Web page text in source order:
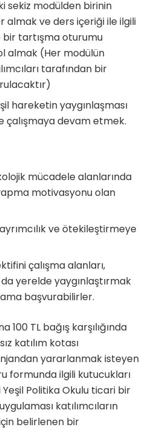
sekiz modülden birinin
almak ve ders içeriği ile ilgili
bir tartışma oturumu
almak (Her modülün
tarafından bir
hareketin yaygınlaşması
çalışmaya devam etmek.
mücadele alanlarında
motivasyonu olan
ve ötekileştirmeye
çalışma alanları,
yerelde yaygınlaştırmak
başvurabilirler.
100 TL bağış karşılığında
katılım kotası
yararlanmak isteyen
formunda ilgili kutucukları
Politika Okulu ticari bir
katılımcıların
belirlenen bir